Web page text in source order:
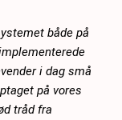
både på
i dag små
på vores
tråd fra